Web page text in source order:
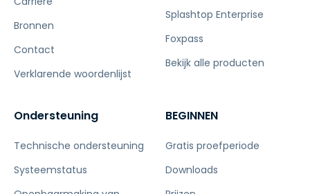
Bronnen
Contact
Verklarende woordenlijst
Splashtop Enterprise
Foxpass
Bekijk alle producten
Ondersteuning
Technische ondersteuning
Systeemstatus
BEGINNEN
Gratis proefperiode
Downloads